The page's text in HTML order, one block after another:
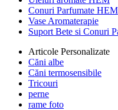
Conuri Parfumate HEM
Vase Aromaterapie
Suport Bete si Conuri
Articole Personalizate
Căni albe
Căni termosensibile
Tricouri
perne
rame foto